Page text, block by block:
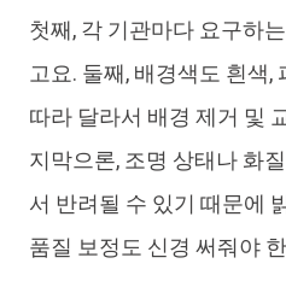
첫째, 각 기관마다 요구하
고요. 둘째, 배경색도 흰색,
따라 달라서 배경 제거 및
지막으론, 조명 상태나 화
서 반려될 수 있기 때문에
품질 보정도 신경 써줘야